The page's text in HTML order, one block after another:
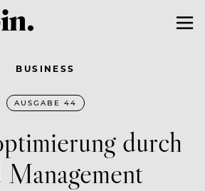
BUSINESS
AUSGABE 44
durch